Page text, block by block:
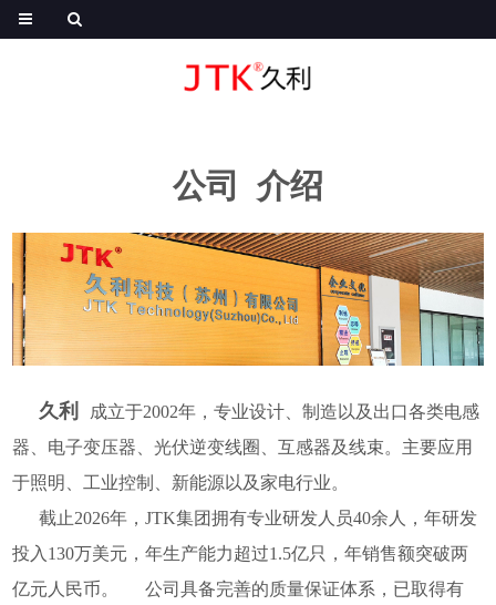
公司 介绍
久利
成立于2002年，专业设计、制造以及出口各类电感
器、电子变压器、光伏逆变线圈、互感器及线束。主要应用
于照明、工业控制、新能源以及家电行业。
截止2026年，JTK集团拥有专业研发人员40余人，年研发
投入130万美元，年生产能力超过1.5亿只，年销售额突破两
亿元人民币。
公司具备完善的质量保证体系，已取得有